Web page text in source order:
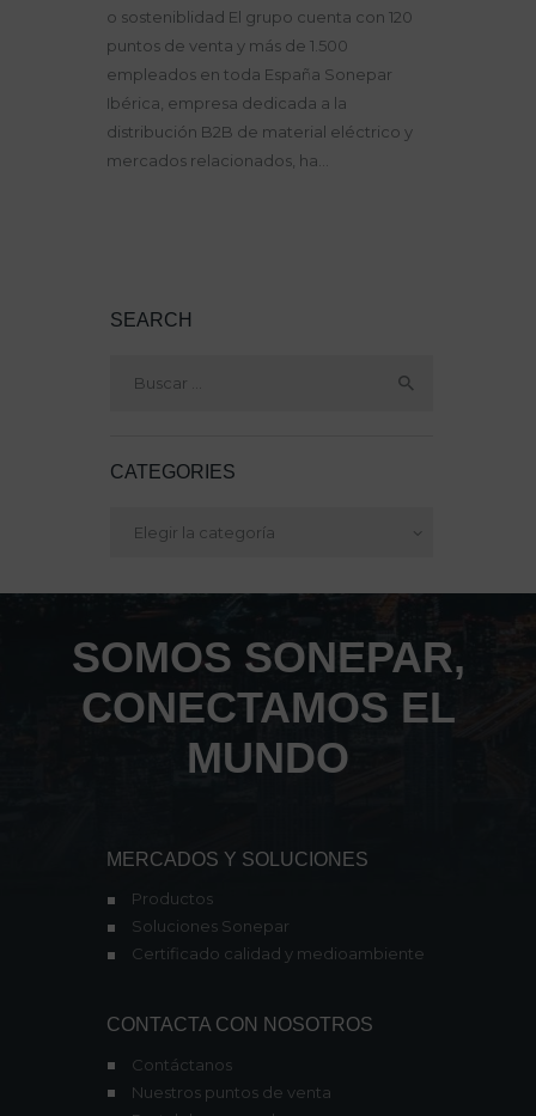
o sosteniblidad El grupo cuenta con 120
puntos de venta y más de 1.500
empleados en toda España Sonepar
Ibérica, empresa dedicada a la
distribución B2B de material eléctrico y
mercados relacionados, ha…
SEARCH
CATEGORIES
SOMOS SONEPAR,
CONECTAMOS EL
MUNDO
MERCADOS Y SOLUCIONES
Productos
Soluciones Sonepar
Certificado calidad y medioambiente
CONTACTA CON NOSOTROS
Contáctanos
Nuestros puntos de venta